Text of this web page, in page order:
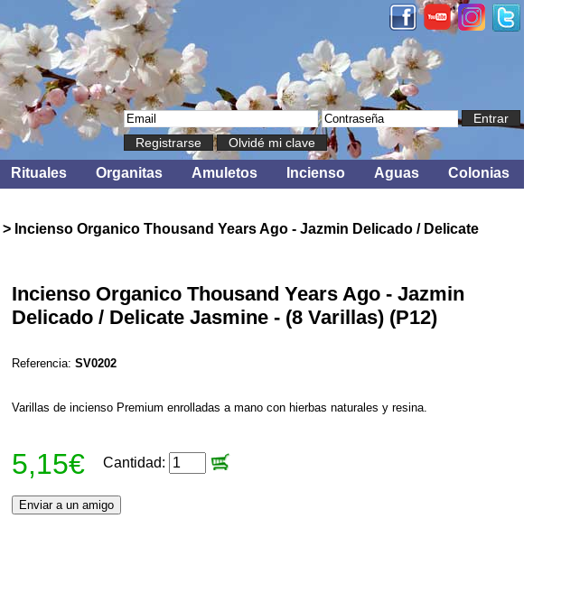
Entrar
Registrarse
Olvidé mi clave
Rituales Organitas Amuletos Incienso Aguas Colonias
> Incienso Organico Thousand Years Ago - Jazmin Delicado / Delicate
Incienso Organico Thousand Years Ago - Jazmin
Delicado / Delicate Jasmine - (8 Varillas) (P12)
Referencia: SV0202
Varillas de incienso Premium enrolladas a mano con hierbas naturales y resina.
5,15€ Cantidad: